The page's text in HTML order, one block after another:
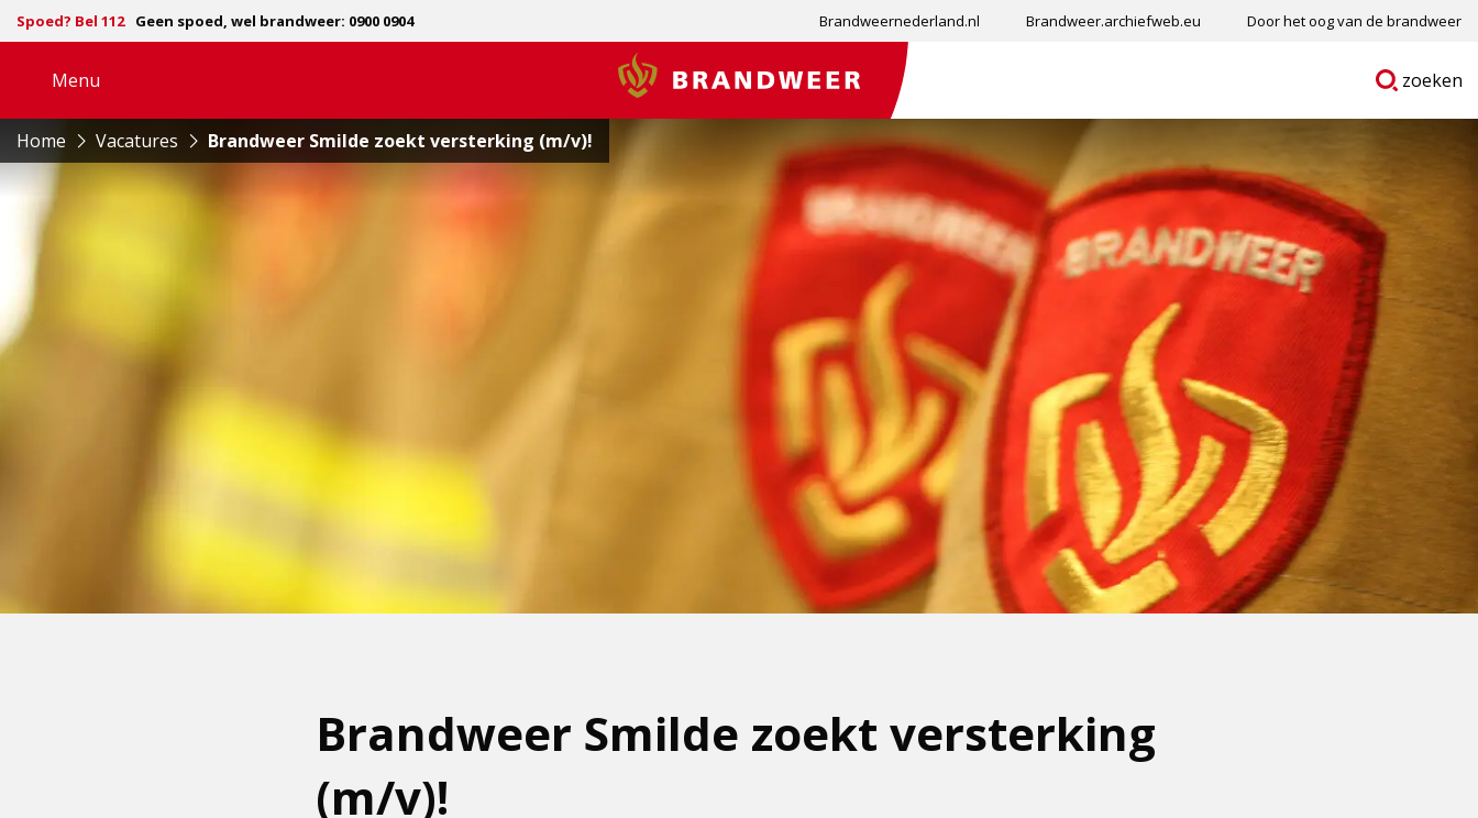
Spoed? Bel 112 Geen spoed, wel brandweer: 0900 0904 Brandweernederland.nl Brandweer.archiefweb.eu Door het oog van de brandweer
Menu
navigatie
Brandweer
Ga
zoeken
Home Vacatures Brandweer Smilde zoekt versterking (m/v)!
Brandweer Smilde zoekt versterking
(m/v)!